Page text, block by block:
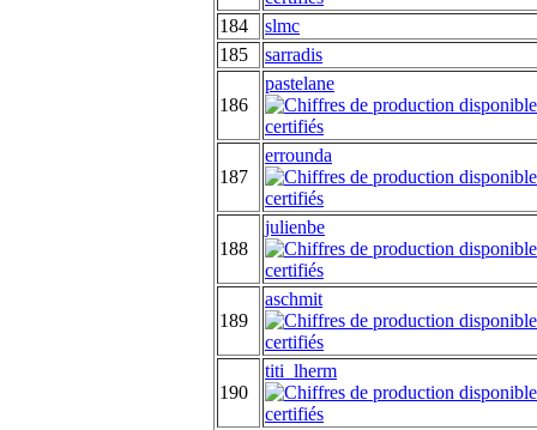
184
slmc
185
sarradis
186
pastelane
187
errounda
188
julienbe
189
aschmit
190
titi_lherm